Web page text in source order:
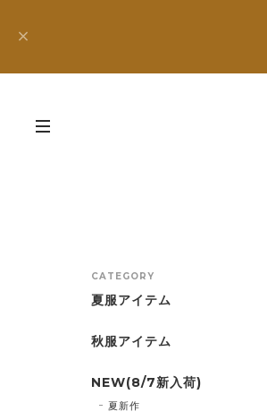
CATEGORY
夏服アイテム
秋服アイテム
NEW(8/7新入荷)
夏新作